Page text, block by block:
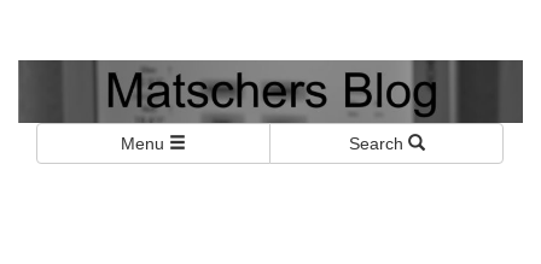
Matschers Blog
Menu Search